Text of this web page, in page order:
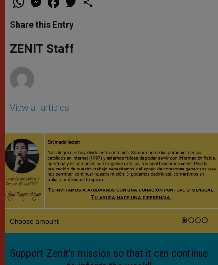
t
s
p
p
e
s
e
g
e
a
e
b
o
k
w
Share this Entry
ZENIT Staff
View all articles